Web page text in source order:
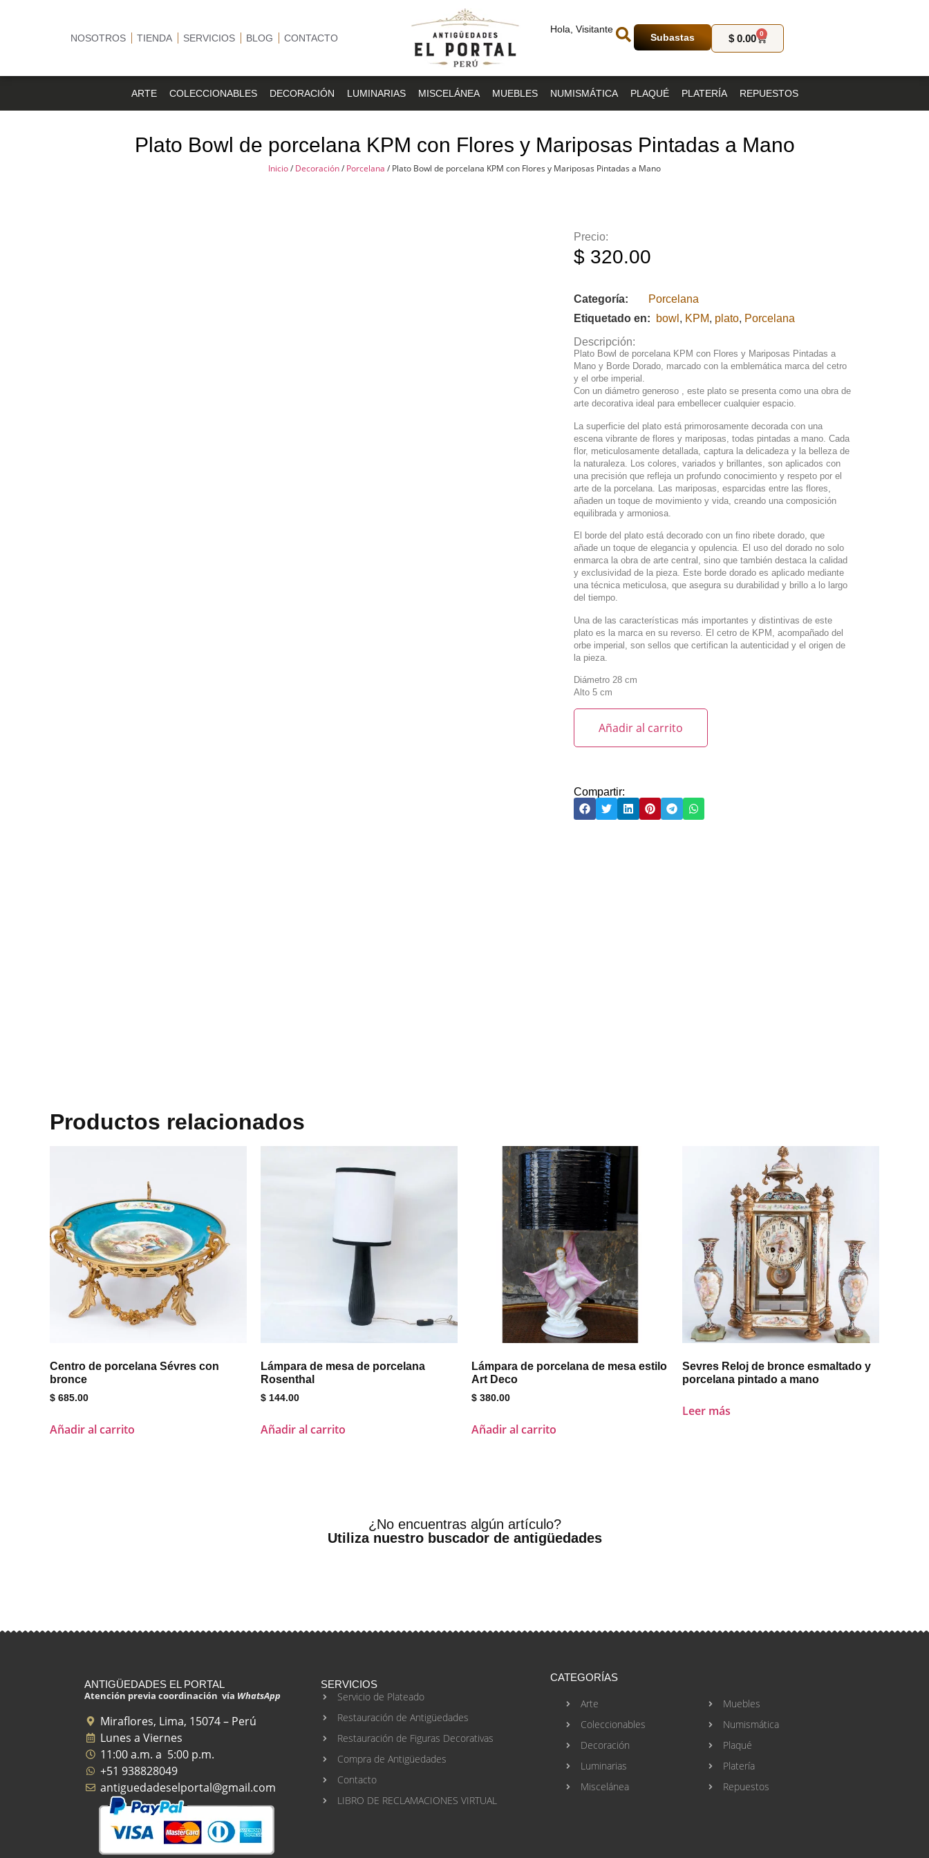
NOSOTROS TIENDA SERVICIOS BLOG CONTACTO
Hola, Visitante
Subastas $ 0.00 0
ARTE COLECCIONABLES DECORACIÓN LUMINARIAS MISCELÁNEA MUEBLES NUMISMÁTICA PLAQUÉ PLATERÍA REPUESTOS
Plato Bowl de porcelana KPM con Flores y Mariposas Pintadas a Mano
Inicio/ Decoración/ Porcelana / Plato Bowl de porcelana KPM con Flores y Mariposas Pintadas a Mano
Precio:
$ 320.00
Categoría:
Porcelana
Etiquetado en:
bowl , KPM, plato, Porcelana
Descripción:
Plato Bowl de porcelana KPM con Flores y Mariposas Pintadas a
Mano y Borde Dorado, marcado con la emblemática marca del cetro
y el orbe imperial.
Con un diámetro generoso , este plato se presenta como una obra de
arte decorativa ideal para embellecer cualquier espacio.
La superficie del plato está primorosamente decorada con una
escena vibrante de flores y mariposas, todas pintadas a mano. Cada
flor, meticulosamente detallada, captura la delicadeza y la belleza de
la naturaleza. Los colores, variados y brillantes, son aplicados con
una precisión que refleja un profundo conocimiento y respeto por el
arte de la porcelana. Las mariposas, esparcidas entre las flores,
añaden un toque de movimiento y vida, creando una composición
equilibrada y armoniosa.
El borde del plato está decorado con un fino ribete dorado, que
añade un toque de elegancia y opulencia. El uso del dorado no solo
enmarca la obra de arte central, sino que también destaca la calidad
y exclusividad de la pieza. Este borde dorado es aplicado mediante
una técnica meticulosa, que asegura su durabilidad y brillo a lo largo
del tiempo.
Una de las características más importantes y distintivas de este
plato es la marca en su reverso. El cetro de KPM, acompañado del
orbe imperial, son sellos que certifican la autenticidad y el origen de
la pieza.
Diámetro 28 cm
Alto 5 cm
Añadir al carrito
Compartir:
Productos relacionados
Centro de porcelana Sévres con
bronce
$ 685.00
Añadir al carrito
Lámpara de mesa de porcelana
Rosenthal
$ 144.00
Añadir al carrito
Lámpara de porcelana de mesa estilo
Art Deco
$ 380.00
Añadir al carrito
Sevres Reloj de bronce esmaltado y
porcelana pintado a mano
Leer más
¿No encuentras algún artículo?
Utiliza nuestro buscador de antigüedades
ANTIGÜEDADES EL PORTAL
Atención previa coordinación vía WhatsApp
Miraflores, Lima, 15074 – Perú
Lunes a Viernes
11:00 a.m. a 5:00 p.m.
+51 938828049
antiguedadeselportal@gmail.com
SERVICIOS
Servicio de Plateado
Restauración de Antigüedades
Restauración de Figuras Decorativas
Compra de Antigüedades
Contacto
LIBRO DE RECLAMACIONES VIRTUAL
CATEGORÍAS
Arte
Coleccionables
Decoración
Luminarias
Miscelánea
Muebles
Numismática
Plaqué
Platería
Repuestos